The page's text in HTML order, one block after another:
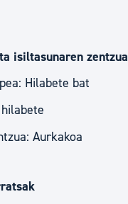
isiltasunaren zentzua
Hilabete bat
Aurkakoa